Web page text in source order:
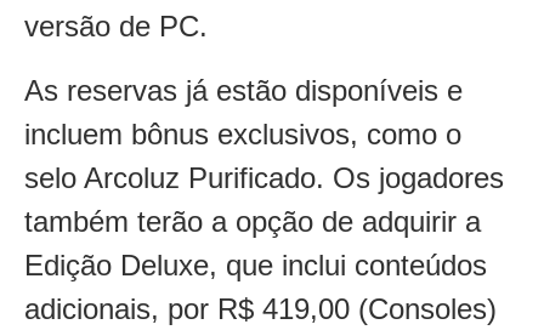
versão de PC.
As reservas já estão disponíveis e
incluem bônus exclusivos, como o
selo Arcoluz Purificado. Os jogadores
também terão a opção de adquirir a
Edição Deluxe, que inclui conteúdos
adicionais, por R$ 419,00 (Consoles)